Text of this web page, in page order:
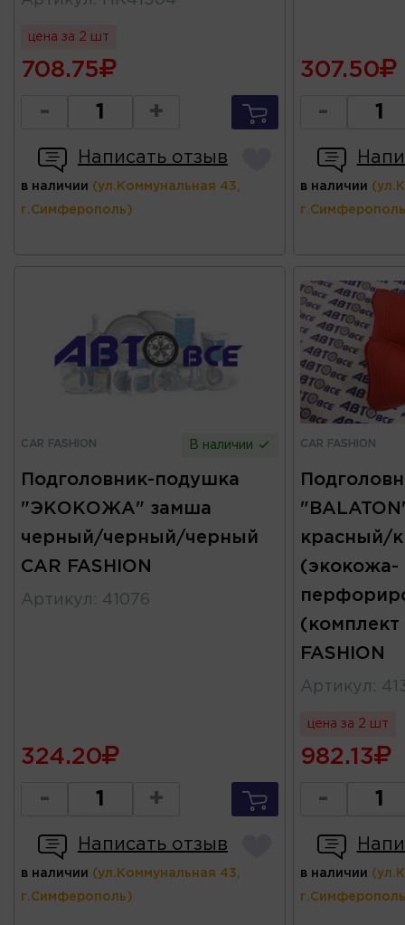
цена за 2 шт
708.75
- +
Написать отзыв
в наличии (ул.Коммунальная 43,
г.Симферополь)
307.50
-
в наличии
CAR FASHION В наличии
Подголовник-подушка
"ЭКОКОЖА" замша
черный/черный/черный
CAR FASHION
Артикул : 41076
324.20
- +
Написать отзыв
в наличии (ул.Коммунальная 43,
г.Симферополь)
CAR FASHION
красный/
(экокожа-
(комплект
FASHION
Артикул :
цена за 2 шт
982.13
-
в наличии